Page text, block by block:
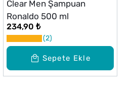
Sepete Ekle
Clear Men Şampuan
Ronaldo 500 ml
234,90 ₺
2